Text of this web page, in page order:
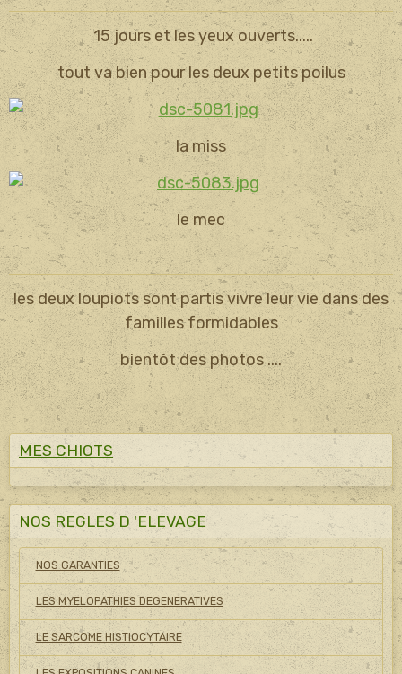
15 jours et les yeux ouverts.....
tout va bien pour les deux petits poilus
la miss
le mec
les deux loupiots sont partis vivre leur vie dans des
familles formidables
bientôt des photos ....
MES CHIOTS
NOS REGLES D 'ELEVAGE
NOS GARANTIES
LES MYELOPATHIES DEGENERATIVES
LE SARCOME HISTIOCYTAIRE